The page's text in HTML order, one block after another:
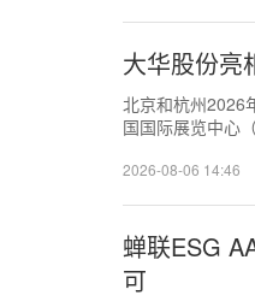
大华股份亮
北京和杭州2026
国国际展览中心
2026-08-06 14:46
蝉联ESG
可